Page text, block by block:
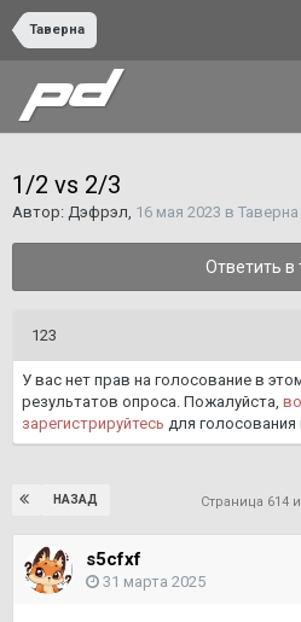
Таверна
1/2 vs 2/3
Автор: Дэфрэл, 16 мая 2023 в Таверна
Ответить в
123
У вас нет прав на голосование в
результатов опроса. Пожалуйста,
зарегистрируйтесь для голосования
НАЗАД Страница 614
s5cfxf
31 марта 2025